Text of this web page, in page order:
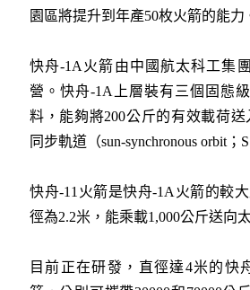
園區將提升到年產50枚火箭的能力
快舟-1A火箭由中國航太科工集
營。快舟-1A上層裝有三個固態
料，能夠將200公斤的有效載荷送
同步軌道（sun-synchronous orbit；
快舟-11火箭是快舟-1A火箭的較
徑為2.2米，能乘載1,000公斤送向
目前正在研發，直徑達4米的快